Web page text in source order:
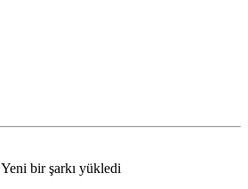
Yeni bir şarkı yükledi